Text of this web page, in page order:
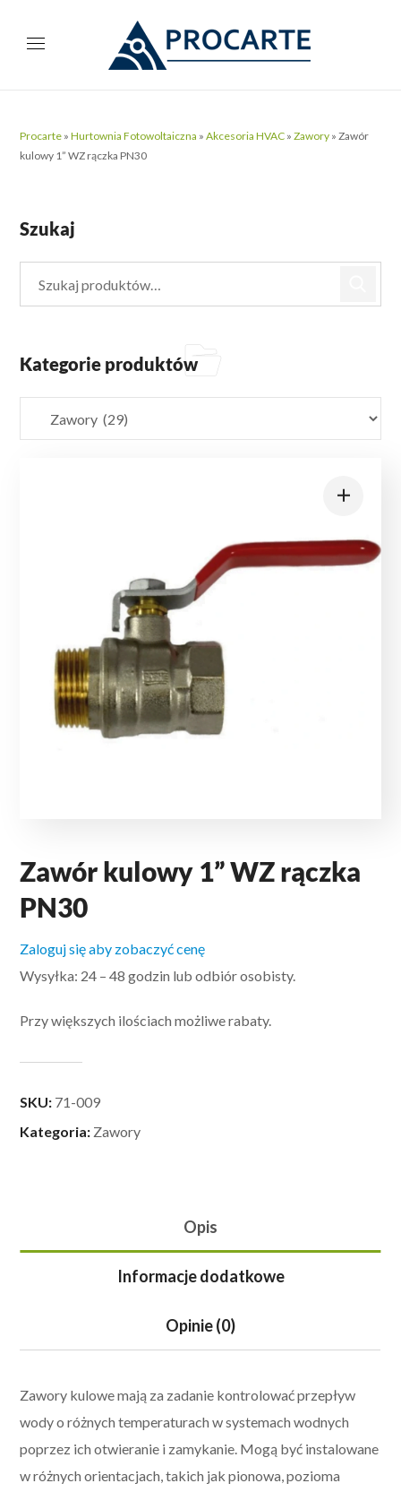
Procarte »Hurtownia Fotowoltaiczna »Akcesoria HVAC »Zawory »Zawór
kulowy 1” WZ rączka PN30
Zawór kulowy 1” WZ rączka
PN30
Zaloguj się aby zobaczyć cenę
Wysyłka: 24 – 48 godzin lub odbiór osobisty.
Przy większych ilościach możliwe rabaty.
SKU: 71-009
Kategoria: Zawory
Opis
Informacje dodatkowe
Opinie (0)
Zawory kulowe mają za zadanie kontrolować przepływ
wody o różnych temperaturach w systemach wodnych
poprzez ich otwieranie i zamykanie. Mogą być instalowane
w różnych orientacjach, takich jak pionowa, pozioma
Szukaj
Kategorie produktów